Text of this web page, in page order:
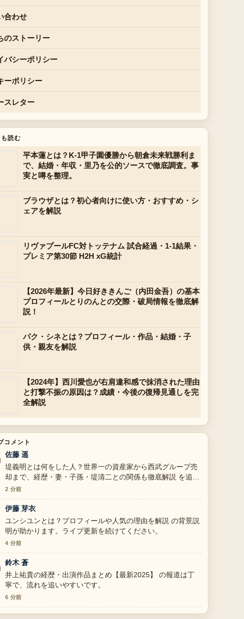
合わせ
のストーリー
バシーポリシー
ーポリシー
スレター
読む
平本蓮とは？K-1甲子園優勝から朝倉未来戦勝利ま
で、結婚・年収・里乃を公的ソースで徹底調査。事
実と噂を整理。
ブラウザとは？初心者向けに使い方・おすすめ・シ
ェアを解説
リヴァプールFC対トッテナム 試合経過・1-1結果・
プレミア第30節 H2H xG統計
【2026年最新】今日好ききんご（内田金吾）の基本
プロフィールとりのんとの交際・破局情報を徹底解
説！
パク・シネとは？プロフィール・作品・結婚・子
供・親友を解説
【2024年】西川愛也が右肩違和感で抹消された理由
と打撃不振の原因は？成績・今後の復帰見通しを完
全解説
コメント
佐藤 遥
堤義明とは何をした人？世界一の資産家から西武グループ売
却まで、経歴・妻・子孫・堤清二との関係も徹底解説 を追っ
ていますが、この解説は落ち着いていて信頼できます。
2 分前
伊藤 芽衣
ユンシユンとは？プロフィールや人気の理由を解説 の背景説
明が助かります。ライブ更新を続けてください。
4 分前
鈴木 蒼
井上祐貴の経歴・出演作品まとめ【最新2025】 の報道は丁
寧で、流れを追いやすいです。
6 分前